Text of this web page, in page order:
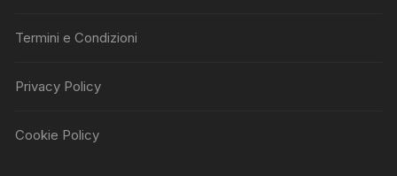
Termini e Condizioni
Privacy Policy
Cookie Policy